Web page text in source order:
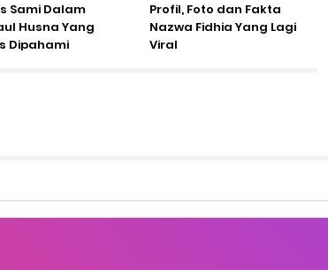
Sami Dalam
Husna Yang
Dipahami
Profil, Foto dan Fakta
Nazwa Fidhia Yang Lagi
Viral